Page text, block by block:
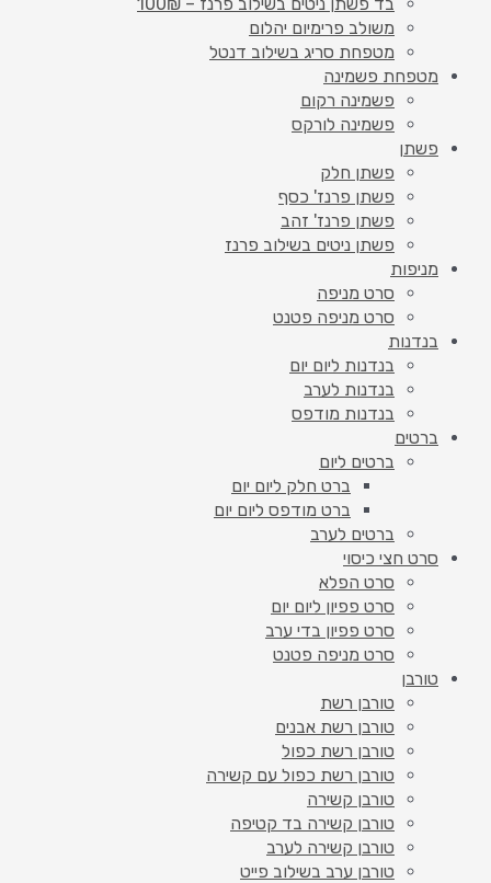
משולב פרימיום יהלום
מטפחת סריג בשילוב דנטל
מטפחת פשמינה
פשמינה רקום
פשמינה לורקס
פשתן
פשתן חלק
פשתן פרנז' כסף
פשתן פרנז' זהב
פשתן ניטים בשילוב פרנז
מניפות
סרט מניפה
סרט מניפה פטנט
בנדנות
בנדנות ליום יום
בנדנות לערב
בנדנות מודפס
ברטים
ברטים ליום
ברט חלק ליום יום
ברט מודפס ליום יום
ברטים לערב
סרט חצי כיסוי
סרט הפלא
סרט פפיון ליום יום
סרט פפיון בדי ערב
סרט מניפה פטנט
טורבן
טורבן רשת
טורבן רשת אבנים
טורבן רשת כפול
טורבן רשת כפול עם קשירה
טורבן קשירה
טורבן קשירה בד קטיפה
טורבן קשירה לערב
טורבן ערב בשילוב פייט